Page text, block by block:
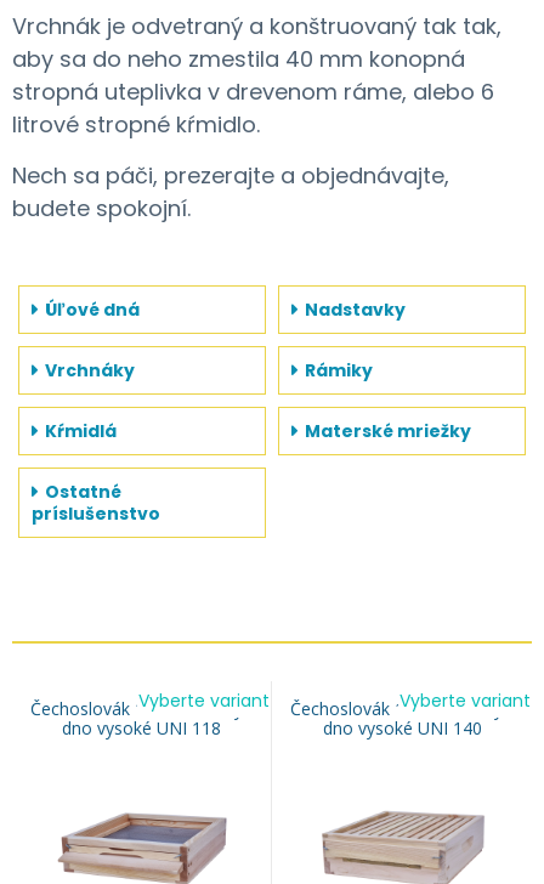
​Vrchnák je odvetraný a konštruovaný tak tak,
aby sa do neho zmestila 40 mm konopná
stropná uteplivka v drevenom ráme, alebo 6
litrové stropné kŕmidlo.
Nech sa páči, prezerajte a objednávajte,
budete spokojní.
Úľové dná Nadstavky
Vrchnáky Rámiky
Kŕmidlá Materské mriežky
Ostatné
príslušenstvo
Čechoslovák 11r. izolovaný -
dno vysoké UNI 118
Vyberte variant
Čechoslovák 11r. izolovaný -
dno vysoké UNI 140
Vyberte variant